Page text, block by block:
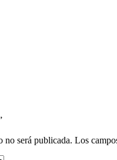
no será publicada. Los